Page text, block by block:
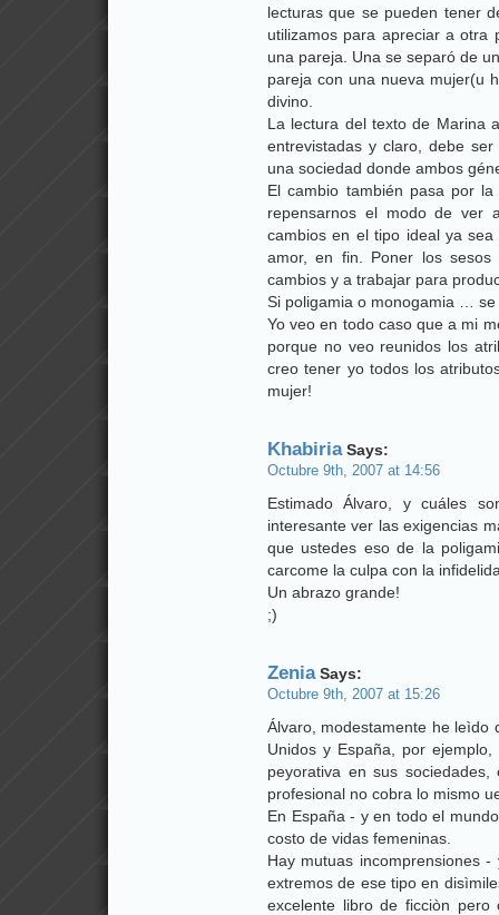
lecturas que se pueden tener
utilizamos para apreciar a otra
una pareja. Una se separó de
pareja con una nueva mujer(u
divino.
La lectura del texto de Marina
entrevistadas y claro, debe
una sociedad donde ambos
El cambio también pasa por
repensarnos el modo de ver
cambios en el tipo ideal ya
amor, en fin. Poner los
cambios y a trabajar para
Si poligamia o monogamia …
Yo veo en todo caso que a mi
porque no veo reunidos los
creo tener yo todos los
mujer!
KhabiriaSays:
Octubre 9th, 2007 at 14:56
Estimado Álvaro, y cuáles
interesante ver las exigencias
que ustedes eso de la
carcome la culpa con la
Un abrazo grande!
;)
ZeniaSays:
Octubre 9th, 2007 at 15:26
Álvaro, modestamente he leìdo
Unidos y España, por
peyorativa en sus
profesional no cobra lo mismo
En España - y en todo el
costo de vidas femeninas.
Hay mutuas incomprensiones
extremos de ese tipo en
excelente libro de ficciòn